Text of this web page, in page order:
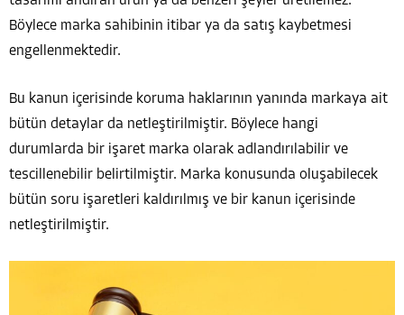
Böylece marka sahibinin itibar ya da satış kaybetmesi
engellenmektedir.
Bu kanun içerisinde koruma haklarının yanında markaya ait
bütün detaylar da netleştirilmiştir. Böylece hangi
durumlarda bir işaret marka olarak adlandırılabilir ve
tescillenebilir belirtilmiştir. Marka konusunda oluşabilecek
bütün soru işaretleri kaldırılmış ve bir kanun içerisinde
netleştirilmiştir.